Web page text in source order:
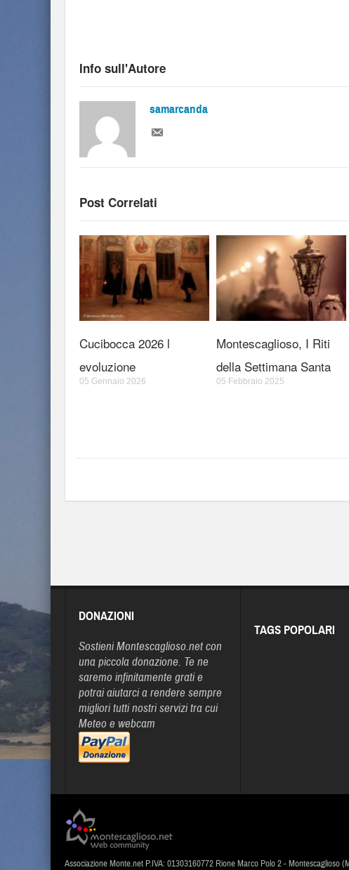
Info sull'Autore
samarcanda
Post Correlati
Cucibocca 2026 l
evoluzione
05 Gennaio 2026
Montescaglioso, I Riti
della Settimana Santa
05 Febbraio 2025
DONAZIONI
Sostieni Montescaglioso.net con
una piccola donazione. Te ne
saremo infinitamente grati e
potrai aiutarci a rendere sempre
migliori tutti nostri servizi tra cui
Meteo e webcam
TAGS POPOLARI
Associazione Monte.net P.IVA: 01303160772 Rione Marco Polo 2 - Montescaglioso